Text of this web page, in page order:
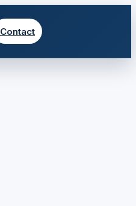
Contact